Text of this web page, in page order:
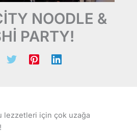
NOODLE &
PARTY!
lezzetleri için çok uzağa